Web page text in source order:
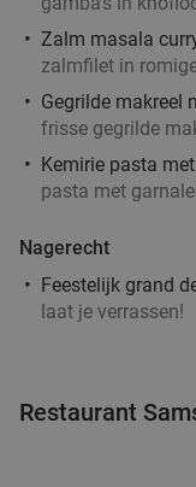
Zalm masala
zalmfilet in
Gegrilde makreel
frisse gegrilde
Kemirie pasta met
pasta met
Nagerecht
Feestelijk grand
laat je verrassen!
Restaurant